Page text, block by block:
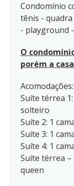
Condomínio
tênis -
- playground
O
porém a
Acomodações:
Suíte térrea
solteiro
Suíte 2: 1
Suíte 3: 1
Suíte 4: 1
Suíte térrea –
queen